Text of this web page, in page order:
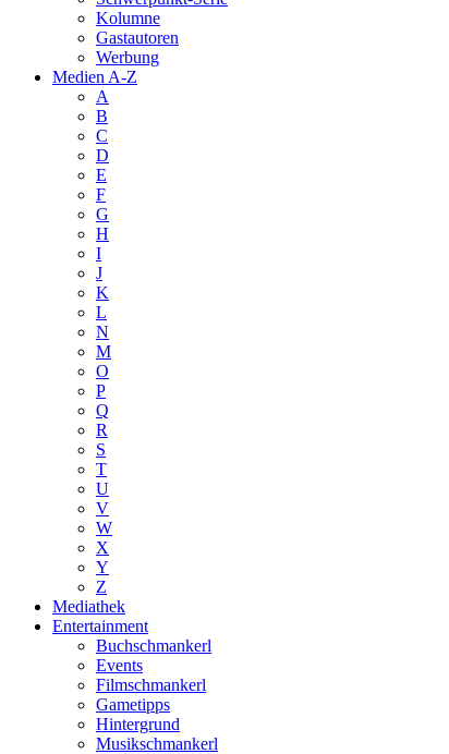
Kolumne
Gastautoren
Werbung
Medien A-Z
A
B
C
D
E
F
G
H
I
J
K
L
N
M
O
P
Q
R
S
T
U
V
W
X
Y
Z
Mediathek
Entertainment
Buchschmankerl
Events
Filmschmankerl
Gametipps
Hintergrund
Musikschmankerl